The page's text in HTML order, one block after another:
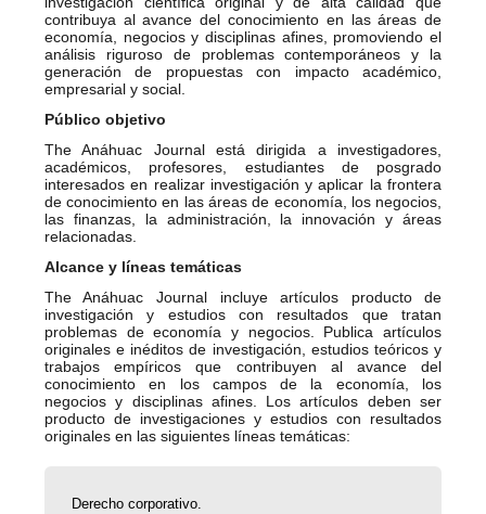
contribuya al avance del conocimiento en las áreas de
economía, negocios y disciplinas afines, promoviendo el
análisis riguroso de problemas contemporáneos y la
generación de propuestas con impacto académico,
empresarial y social.
Público objetivo
The Anáhuac Journal está dirigida a investigadores,
académicos, profesores, estudiantes de posgrado
interesados en realizar investigación y aplicar la frontera
de conocimiento en las áreas de economía, los negocios,
las finanzas, la administración, la innovación y áreas
relacionadas.
Alcance y líneas temáticas
The Anáhuac Journal incluye artículos producto de
investigación y estudios con resultados que tratan
problemas de economía y negocios. Publica artículos
originales e inéditos de investigación, estudios teóricos y
trabajos empíricos que contribuyen al avance del
conocimiento en los campos de la economía, los
negocios y disciplinas afines. Los artículos deben ser
producto de investigaciones y estudios con resultados
originales en las siguientes líneas temáticas:
Derecho corporativo.